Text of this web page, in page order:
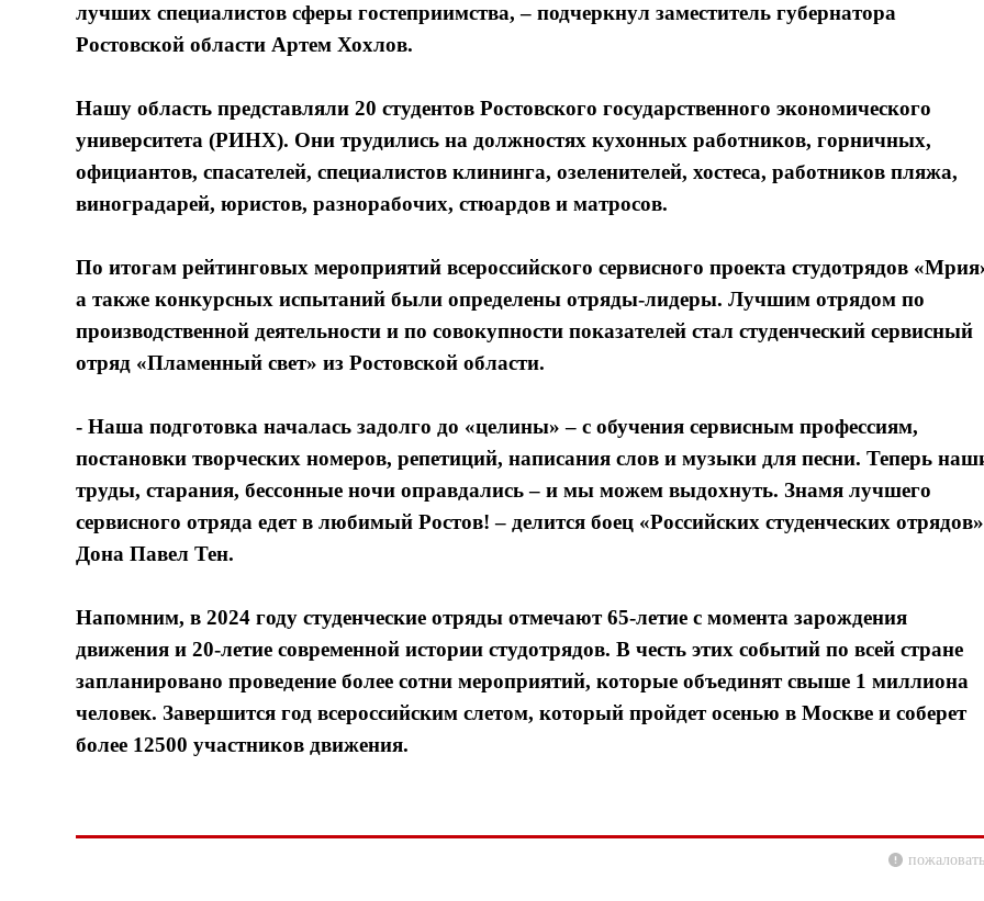
лучших специалистов сферы гостеприимства, – подчеркнул заместитель губернатора
Ростовской области Артем Хохлов.
Нашу область представляли 20 студентов Ростовского государственного экономического
университета (РИНХ). Они трудились на должностях кухонных работников, горничных,
официантов, спасателей, специалистов клининга, озеленителей, хостеса, работников пляжа,
виноградарей, юристов, разнорабочих, стюардов и матросов.
По итогам рейтинговых мероприятий всероссийского сервисного проекта студотрядов
а также конкурсных испытаний были определены отряды-лидеры. Лучшим отрядом по
производственной деятельности и по совокупности показателей стал студенческий сервисный
отряд «Пламенный свет» из Ростовской области.
- Наша подготовка началась задолго до «целины» – с обучения сервисным профессиям,
постановки творческих номеров, репетиций, написания слов и музыки для песни. Теперь
труды, старания, бессонные ночи оправдались – и мы можем выдохнуть. Знамя лучшего
сервисного отряда едет в любимый Ростов! – делится боец «Российских студенческих отрядов»
Дона Павел Тен.
Напомним, в 2024 году студенческие отряды отмечают 65-летие с момента зарождения
движения и 20-летие современной истории студотрядов. В честь этих событий по всей стране
запланировано проведение более сотни мероприятий, которые объединят свыше 1 миллиона
человек. Завершится год всероссийским слетом, который пройдет осенью в Москве и соберет
более 12500 участников движения.